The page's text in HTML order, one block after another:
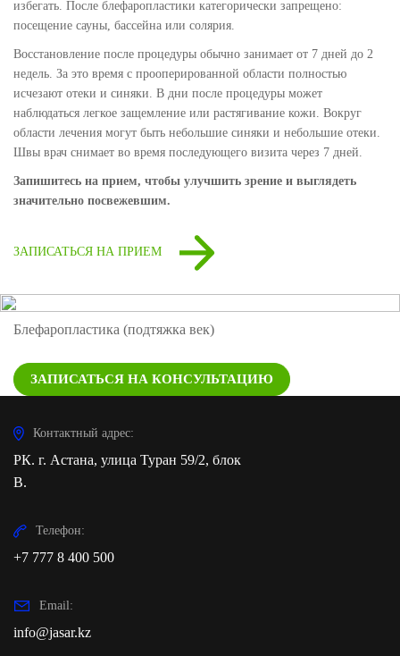
избегать. После блефаропластики категорически запрещено:
посещение сауны, бассейна или солярия.
Восстановление после процедуры обычно занимает от 7 дней до 2
недель. За это время с прооперированной области полностью
исчезают отеки и синяки. В дни после процедуры может
наблюдаться легкое защемление или растягивание кожи. Вокруг
области лечения могут быть небольшие синяки и небольшие отеки.
Швы врач снимает во время последующего визита через 7 дней.
Запишитесь на прием, чтобы улучшить зрение и выглядеть
значительно посвежевшим.
ЗАПИСАТЬСЯ НА ПРИЕМ
Блефаропластика (подтяжка век)
ЗАПИСАТЬСЯ НА КОНСУЛЬТАЦИЮ
Контактный адрес:
РК. г. Астана, улица Туран 59/2, блок
В.
Телефон:
+7 777 8 400 500
Email:
info@jasar.kz